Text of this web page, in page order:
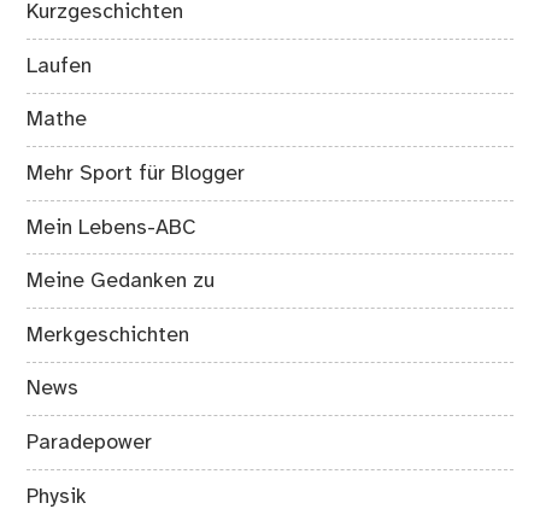
Kurzgeschichten
Laufen
Mathe
Mehr Sport für Blogger
Mein Lebens-ABC
Meine Gedanken zu
Merkgeschichten
News
Paradepower
Physik